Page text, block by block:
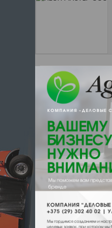
+ 375
e-mail:
220124, , , ,
4 комн 105а
Отзывы